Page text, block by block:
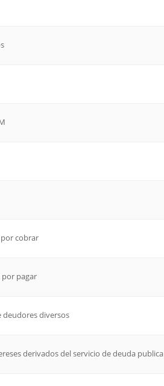
cobrar
por pagar
deudores diversos
derivados del servicio de deuda publica